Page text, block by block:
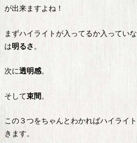
が出来ますよね！
まずハイライトが入ってるか入ってい
は明るさ 。
次に透明感。
そして束間 。
この３つをちゃんとわかればハイライ
きます。